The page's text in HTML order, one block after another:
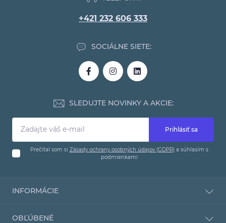
+421 232 606 333
SOCIÁLNE SIETE:
SLEDUJTE NOVINKY A AKCIE:
Prihlásiť sa
Prečítal som si Zásady ochrany osobných údajov (GDPR)a súhlasím s
podmienkami
INFORMÁCIE
OBĽÚBENÉ